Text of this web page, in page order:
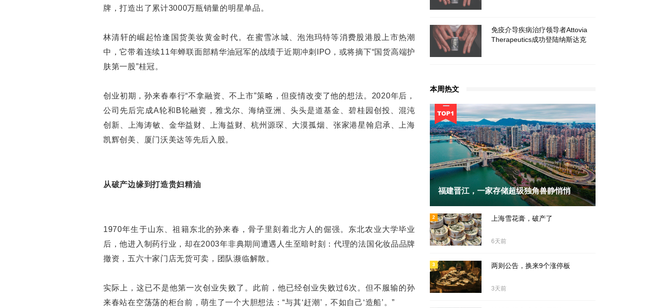
牌，打造出了累计3000万瓶销量的明星单品。
林清轩的崛起恰逢国货美妆黄金时代。在蜜雪冰城、泡泡玛特等消费股港股上市热潮
中，它带着连续11年蝉联面部精华油冠军的战绩于近期冲刺IPO，或将摘下“国货高端护
肤第一股”桂冠。
创业初期，孙来春奉行“不拿融资、不上市”策略，但疫情改变了他的想法。2020年后，
公司先后完成A轮和B轮融资，雅戈尔、海纳亚洲、头头是道基金、碧桂园创投、混沌
创新、上海涛敏、金华益财、上海益财、杭州源琛、大漠孤烟、张家港星翰启承、上海
凯辉创美、厦门沃美达等先后入股。
从破产边缘到打造贵妇精油
1970年生于山东、祖籍东北的孙来春，骨子里刻着北方人的倔强。东北农业大学毕业
后，他进入制药行业，却在2003年非典期间遭遇人生至暗时刻：代理的法国化妆品品牌
撤资，五六十家门店无货可卖，团队濒临解散。
实际上，这已不是他第一次创业失败了。此前，他已经创业失败过6次。但不服输的孙
来春站在空荡荡的柜台前，萌生了一个大胆想法：“与其‘赶潮’，不如自己‘造船’。”
免疫介导疾病治疗领导者Attovia
Therapeutics成功登陆纳斯达克
本周热文
福建晋江，一家存储超级独角兽静悄悄
5天前 上海雪花膏，破产了
6天前
2
两则公告，换来9个涨停板
3天前
3